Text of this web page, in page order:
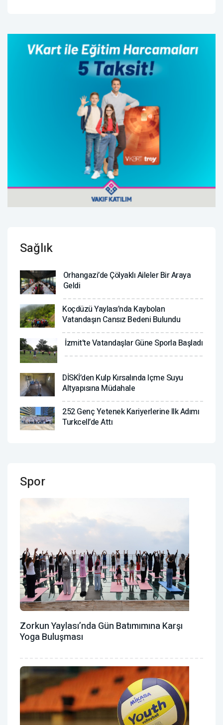
Sağlık
Orhangazi’de Çölyaklı Aileler Bir Araya
Geldi
Koçdüzü Yaylası’nda Kaybolan
Vatandaşın Cansız Bedeni Bulundu
İzmit'te Vatandaşlar Güne Sporla Başladı
DİSKİ’den Kulp Kırsalında Içme Suyu
Altyapısına Müdahale
252 Genç Yetenek Kariyerlerine Ilk Adımı
Turkcell’de Attı
Spor
Zorkun Yaylası’nda Gün Batımımına Karşı
Yoga Buluşması